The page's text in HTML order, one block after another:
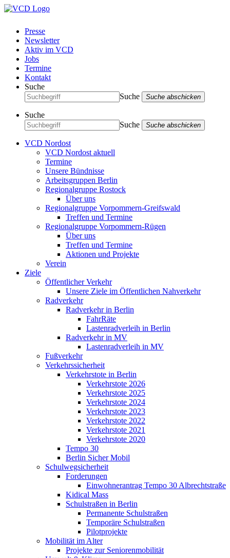
Presse
Newsletter
Aktiv im VCD
Jobs
Termine
Kontakt
Suche
Suche
Suche abschicken
Suche
Suche
Suche abschicken
VCD Nordost
VCD Nordost aktuell
Termine
Unsere Bündnisse
Arbeitsgruppen Berlin
Regionalgruppe Rostock
Über uns
Regionalgruppe Vorpommern-Greifswald
Treffen und Termine
Regionalgruppe Vorpommern-Rügen
Über uns
Treffen und Termine
Aktionen und Projekte
Verein
Ziele
Öffentlicher Verkehr
Unsere Ziele im Öffentlichen Nahverkehr
Radverkehr
Radverkehr in Berlin
FahrRäte
Lastenradverleih in Berlin
Radverkehr in MV
Lastenradverleih in MV
Fußverkehr
Verkehrssicherheit
Verkehrstote in Berlin
Verkehrstote 2026
Verkehrstote 2025
Verkehrstote 2024
Verkehrstote 2023
Verkehrstote 2022
Verkehrstote 2021
Verkehrstote 2020
Tempo 30
Berlin Sicher Mobil
Schulwegsicherheit
Forderungen
Einwohnerantrag Tempo 30 Albrechtstraße
Kidical Mass
Schulstraßen in Berlin
Permanente Schulstraßen
Temporäre Schulstraßen
Pilotprojekte
Mobilität im Alter
Projekte zur Seniorenmobilität